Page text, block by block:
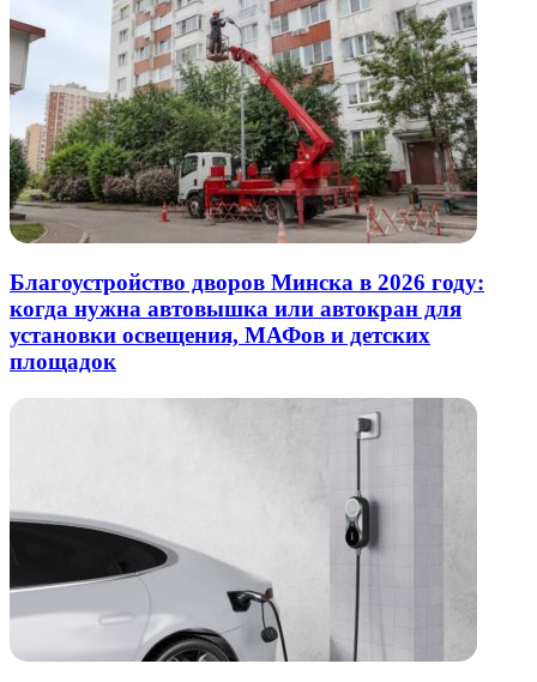
Благоустройство дворов Минска в 2026 году:
когда нужна автовышка или автокран для
установки освещения, МАФов и детских
площадок